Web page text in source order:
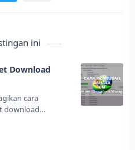
ini
Download
cara
download
Internet
dan ketika